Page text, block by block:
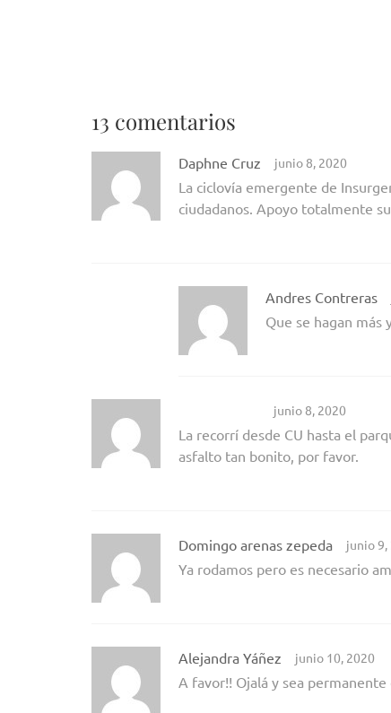
13 comentarios
Daphne Cruz junio 8, 2020
La ciclovía emergente de
ciudadanos. Apoyo totalmente
Andres Contreras
Que se hagan más
junio 8, 2020
La recorrí desde CU hasta el
asfalto tan bonito, por favor.
Domingo arenas zepeda junio 9,
Ya rodamos pero es necesario
Alejandra Yáñez junio 10, 2020
A favor!! Ojalá y sea